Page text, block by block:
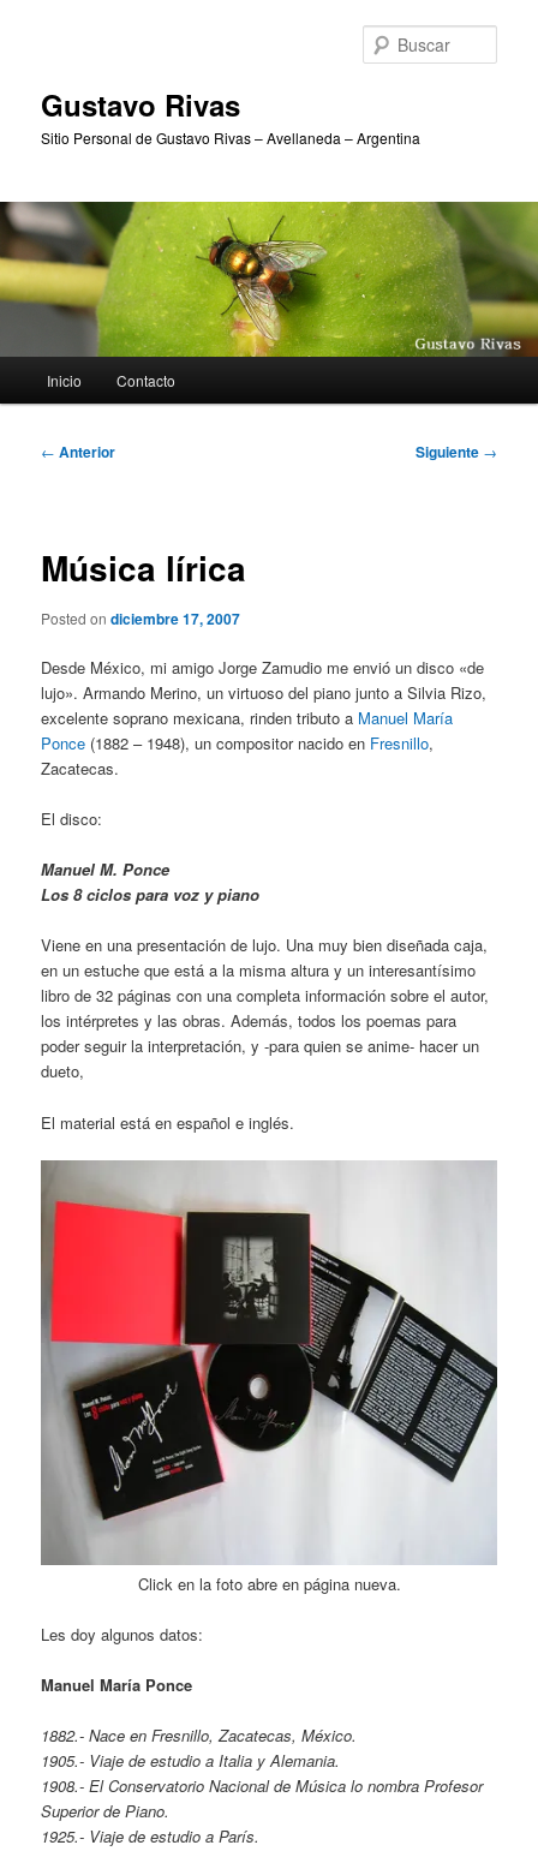
Gustavo Rivas
Sitio Personal de Gustavo Rivas – Avellaneda – Argentina
principal
Inicio Contacto
Navegación
← Anterior Siguiente →
Música lírica
Posted ondiciembre 17, 2007
Desde México, mi amigo Jorge Zamudio me envió un disco «de
lujo». Armando Merino, un virtuoso del piano junto a Silvia Rizo,
excelente soprano mexicana, rinden tributo a Manuel María
Ponce (1882 – 1948), un compositor nacido en Fresnillo,
Zacatecas.
El disco:
Manuel M. Ponce
Los 8 ciclos para voz y piano
Viene en una presentación de lujo. Una muy bien diseñada caja,
en un estuche que está a la misma altura y un interesantísimo
libro de 32 páginas con una completa información sobre el autor,
los intérpretes y las obras. Además, todos los poemas para
poder seguir la interpretación, y -para quien se anime- hacer un
dueto,
El material está en español e inglés.
Click en la foto abre en página nueva.
Les doy algunos datos:
Manuel María Ponce
1882.- Nace en Fresnillo, Zacatecas, México.
1905.- Viaje de estudio a Italia y Alemania.
1908.- El Conservatorio Nacional de Música lo nombra Profesor
Superior de Piano.
1925.- Viaje de estudio a París.